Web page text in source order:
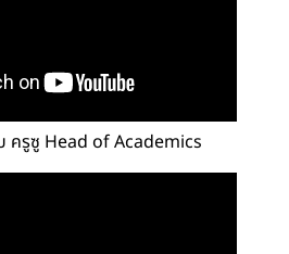
ครูซู Head of Academics